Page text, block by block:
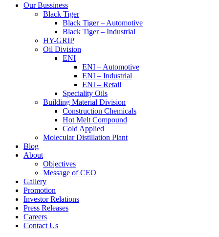
Our Bussiness
Black Tiger
Black Tiger – Automotive
Black Tiger – Industrial
HY-GRIP
Oil Division
ENI
ENI – Automotive
ENI – Industrial
ENI – Retail
Speciality Oils
Building Material Division
Construction Chemicals
Hot Melt Compound
Cold Applied
Molecular Distillation Plant
Blog
About
Objectives
Message of CEO
Gallery
Promotion
Investor Relations
Press Releases
Careers
Contact Us